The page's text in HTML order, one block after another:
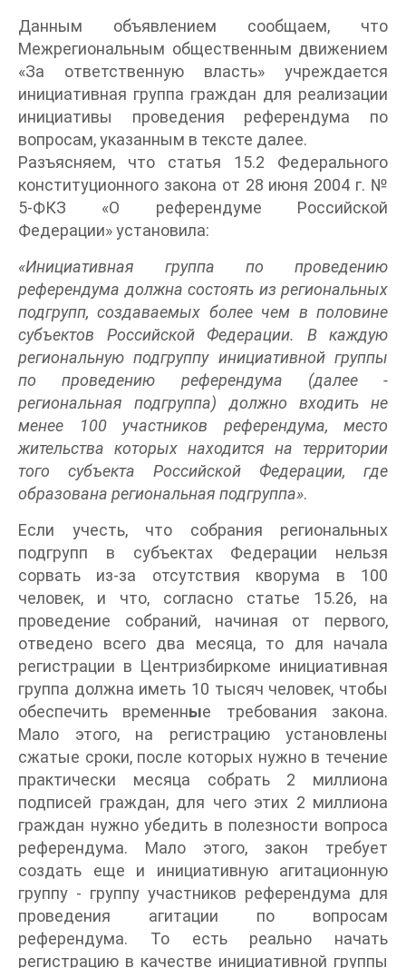
Данным объявлением сообщаем, что
Межрегиональным общественным движением
«За ответственную власть» учреждается
инициативная группа граждан для реализации
инициативы проведения референдума по
вопросам, указанным в тексте далее.
Разъясняем, что статья 15.2 Федерального
конституционного закона от 28 июня 2004 г. №
5-ФКЗ «О референдуме Российской
Федерации» установила:
«Инициативная группа по проведению
референдума должна состоять из региональных
подгрупп, создаваемых более чем в половине
субъектов Российской Федерации. В каждую
региональную подгруппу инициативной группы
по проведению референдума (далее -
региональная подгруппа) должно входить не
менее 100 участников референдума, место
жительства которых находится на территории
того субъекта Российской Федерации, где
образована региональная подгруппа».
Если учесть, что собрания региональных
подгрупп в субъектах Федерации нельзя
сорвать из-за отсутствия кворума в 100
человек, и что, согласно статье 15.26, на
проведение собраний, начиная от первого,
отведено всего два месяца, то для начала
регистрации в Центризбиркоме инициативная
группа должна иметь 10 тысяч человек, чтобы
обеспечить временные требования закона.
Мало этого, на регистрацию установлены
сжатые сроки, после которых нужно в течение
практически месяца собрать 2 миллиона
подписей граждан, для чего этих 2 миллиона
граждан нужно убедить в полезности вопроса
референдума. Мало этого, закон требует
создать еще и инициативную агитационную
группу - группу участников референдума для
проведения агитации по вопросам
референдума. То есть реально начать
регистрацию в качестве инициативной группы